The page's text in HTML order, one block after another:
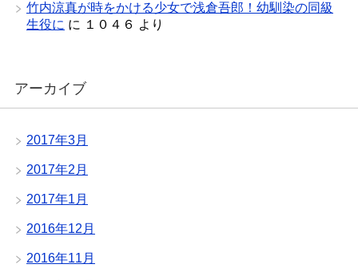
竹内涼真が時をかける少女で浅倉吾郎！幼馴染の同級
生役に に １０４６ より
アーカイブ
2017年3月
2017年2月
2017年1月
2016年12月
2016年11月